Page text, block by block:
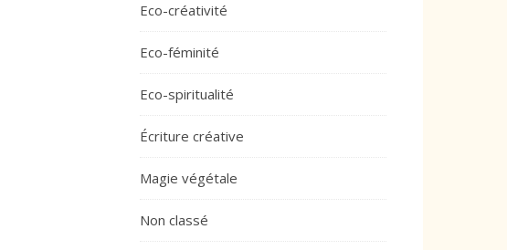
Eco-créativité
Eco-féminité
Eco-spiritualité
Écriture créative
Magie végétale
Non classé